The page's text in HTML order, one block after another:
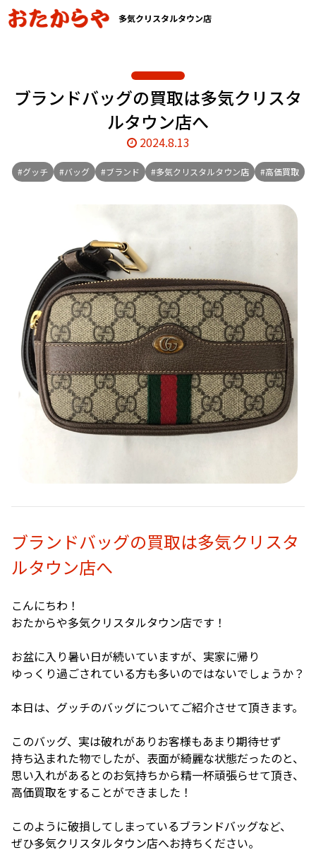
多気クリスタルタウン店
ブランドバッグの買取は多気クリスタ
ルタウン店へ
2024.8.13
#グッチ #バッグ #ブランド #多気クリスタルタウン店 #高価買取
ブランドバッグの買取は多気クリスタ
ルタウン店へ
こんにちわ！
おたからや多気クリスタルタウン店です！
お盆に入り暑い日が続いていますが、実家に帰り
ゆっくり過ごされている方も多いのではないでしょうか？
本日は、グッチのバッグについてご紹介させて頂きます。
このバッグ、実は破れがありお客様もあまり期待せず
持ち込まれた物でしたが、表面が綺麗な状態だったのと、
思い入れがあるとのお気持ちから精一杯頑張らせて頂き、
高価買取をすることができました！
このように破損してしまっているブランドバッグなど、
ぜひ多気クリスタルタウン店へお持ちください。